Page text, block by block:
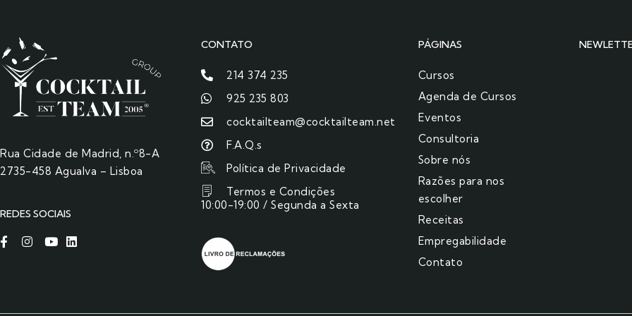
Rua Cidade de Madrid, n.º8-A
2735-458 Agualva – Lisboa
REDES SOCIAIS
CONTATO
214 374 235
925 235 803
cocktailteam@cocktailteam.net
F.A.Q.s
Política de Privacidade
Termos e Condições
10:00-19:00 / Segunda a Sexta
PÁGINAS
Cursos
Agenda de Cursos
Eventos
Consultoria
Sobre nós
Razões para nos
escolher​
Receitas
Empregabilidade
Contato